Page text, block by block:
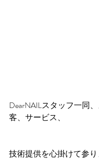
DearNAILスタッフ一同
客、サービス、
技術提供を心掛けて参り